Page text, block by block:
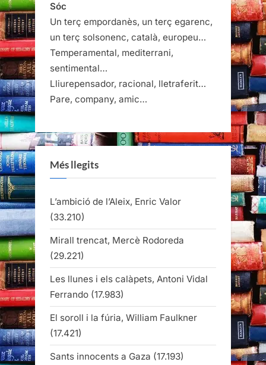
Sóc
Un terç empordanès, un terç egarenc,
un terç solsonenc, català, europeu…
Temperamental, mediterrani,
sentimental…
Lliurepensador, racional, lletraferit…
Pare, company, amic…
Més llegits
L’ambició de l’Aleix, Enric Valor
(33.210)
Mirall trencat, Mercè Rodoreda
(29.221)
Les llunes i els calàpets, Antoni Vidal
Ferrando (17.983)
El soroll i la fúria, William Faulkner
(17.421)
Sants innocents a Gaza (17.193)